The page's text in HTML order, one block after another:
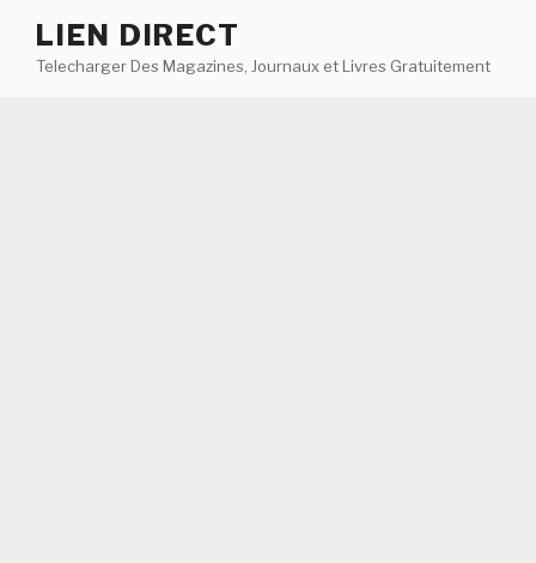
contenu
LIEN DIRECT
Telecharger Des Magazines, Journaux et Livres Gratuitement